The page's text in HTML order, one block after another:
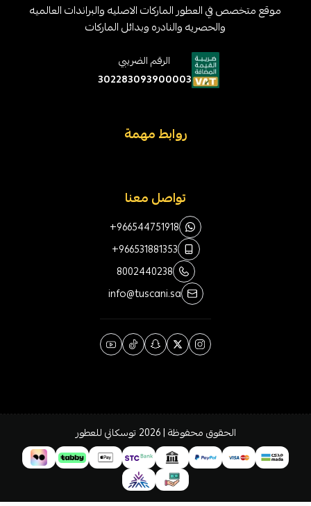
موقع متخصص في العطور الماركات الاصليه والبراندات العالميه
والحصريه والنادره وبدائل الماركات
الرقم الضريبي
302283093900003
روابط مهمة
تواصل معنا
+966544751918
+966531881353
8002440238
info@tuscani.sa
الحقوق محفوظة | 2026 توسكاني للعطور